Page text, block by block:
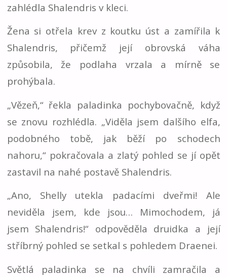
zahlédla Shalendris v kleci.
Žena si otřela krev z koutku úst a zamířila k
Shalendris, přičemž její obrovská váha
způsobila, že podlaha vrzala a mírně se
prohýbala.
„Vězeň,“ řekla paladinka pochybovačně, když
se znovu rozhlédla. „Viděla jsem dalšího elfa,
podobného tobě, jak běží po schodech
nahoru,“ pokračovala a zlatý pohled se jí opět
zastavil na nahé postavě Shalendris.
„Ano, Shelly utekla padacími dveřmi! Ale
neviděla jsem, kde jsou… Mimochodem, já
jsem Shalendris!“ odpověděla druidka a její
stříbrný pohled se setkal s pohledem Draenei.
Světlá paladinka se na chvíli zamračila a